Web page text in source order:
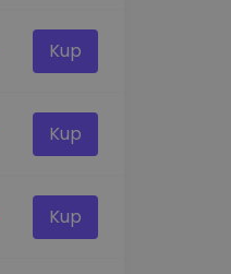
Kup
Kup
Kup